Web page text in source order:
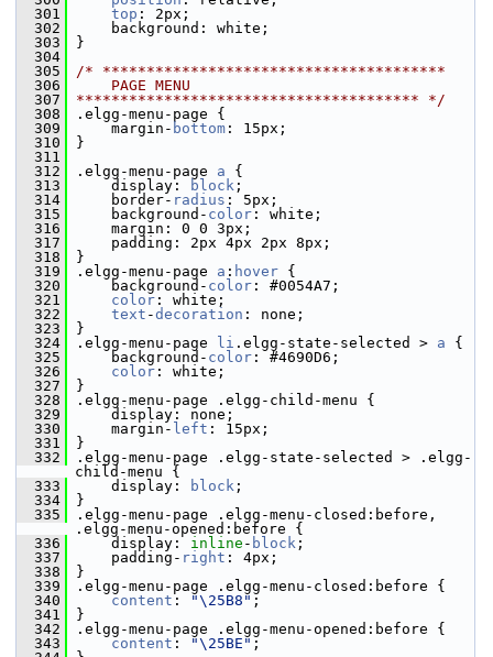
  301
top : 2px;
  302
background: white;
  303
}
  304
  305
/* ***************************************
  306
    PAGE MENU
  307
*************************************** */
  308
.elgg-menu-page {
  309
margin- bottom : 15px;
  310
}
  311
  312
.elgg-menu-page a {
  313
display: block ;
  314
border- radius : 5px;
  315
background- color : white;
  316
margin: 0 0 3px;
  317
padding: 2px 4px 2px 8px;
  318
}
  319
.elgg-menu-page a : hover {
  320
background- color : #0054A7;
  321
color : white;
  322
text -decoration : none;
  323
}
  324
.elgg-menu-page li .elgg-state-selected > a {
  325
background- color : #4690D6;
  326
color : white;
  327
}
  328
.elgg-menu-page .elgg-child-menu {
  329
display: none;
  330
margin- left : 15px;
  331
}
  332
.elgg-menu-page .elgg-state-selected > .elgg-
child-menu {
  333
display: block ;
  334
}
  335
.elgg-menu-page .elgg-menu-closed:before,
.elgg-menu-opened:before {
  336
display: inline - block ;
  337
padding- right : 4px;
  338
}
  339
.elgg-menu-page .elgg-menu-closed:before {
  340
content : "\25B8" ;
  341
}
  342
.elgg-menu-page .elgg-menu-opened:before {
  343
content : "\25BE" ;